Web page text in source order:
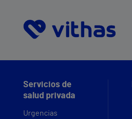
Servicios de
salud privada
Urgencias